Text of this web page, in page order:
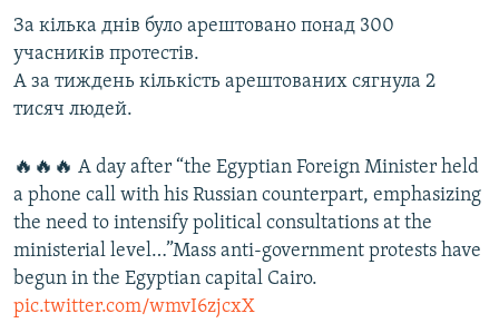
За кілька днів було арештовано понад 300
учасників протестів.
А за тиждень кількість арештованих сягнула 2
тисяч людей.
🔥🔥🔥 A day after “the Egyptian Foreign Minister held
a phone call with his Russian counterpart, emphasizing
the need to intensify political consultations at the
ministerial level…”Mass anti-government protests have
begun in the Egyptian capital Cairo.
pic.twitter.com/wmvI6zjcxX